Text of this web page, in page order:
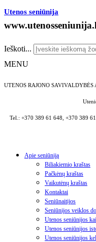
Utenos seniūnija
Ieškoti...
MENU
UTENOS RAJONO
Tel.: +370 389 61 648, +370 389
Apie seniūniją
Biliakiemio kraštas
Pačkėnų kraštas
Vaikutėnų kraštas
Kontaktai
Seniūnaitijos
Seniūnijos veiklos
Utenos seniūnijos
Utenos seniūnijos
Utenos seniūnijos